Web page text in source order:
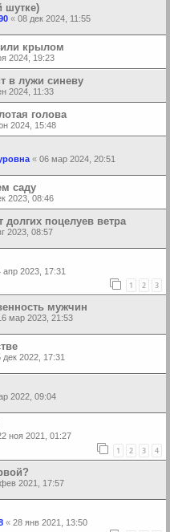
шутке)
« 08 дек 2024, 11:55
крылом
2024, 19:23
в лужи синеву
2024, 11:33
голова
2024, 15:48
« 06 мар 2024, 20:51
саду
2023, 08:46
поцелуев ветра
2023, 08:57
апр 2023, 17:31
1 2 3
мужчин
мар 2023, 21:53
дек 2022, 17:31
2022, 09:04
ноя 2021, 01:27
1 2 3 4
2021, 17:57
« 28 янв 2021, 13:50